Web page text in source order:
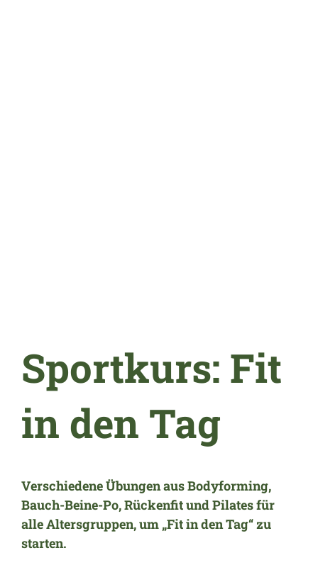
Sportkurs: Fit
in den Tag
Verschiedene Übungen aus Bodyforming,
Bauch-Beine-Po, Rückenfit und Pilates für
alle Altersgruppen, um „Fit in den Tag“ zu
starten.